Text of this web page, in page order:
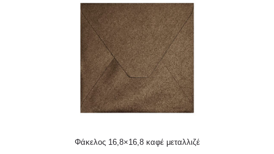
Φάκελος 16,8×16,8 καφέ μεταλλιζέ